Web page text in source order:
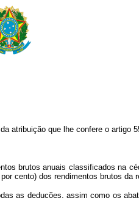
atribuição que lhe confere o artigo
brutos anuais classificados na
cento) dos rendimentos brutos
as deduções, assim como os